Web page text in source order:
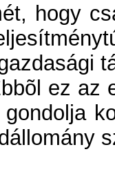
hogy
ez az